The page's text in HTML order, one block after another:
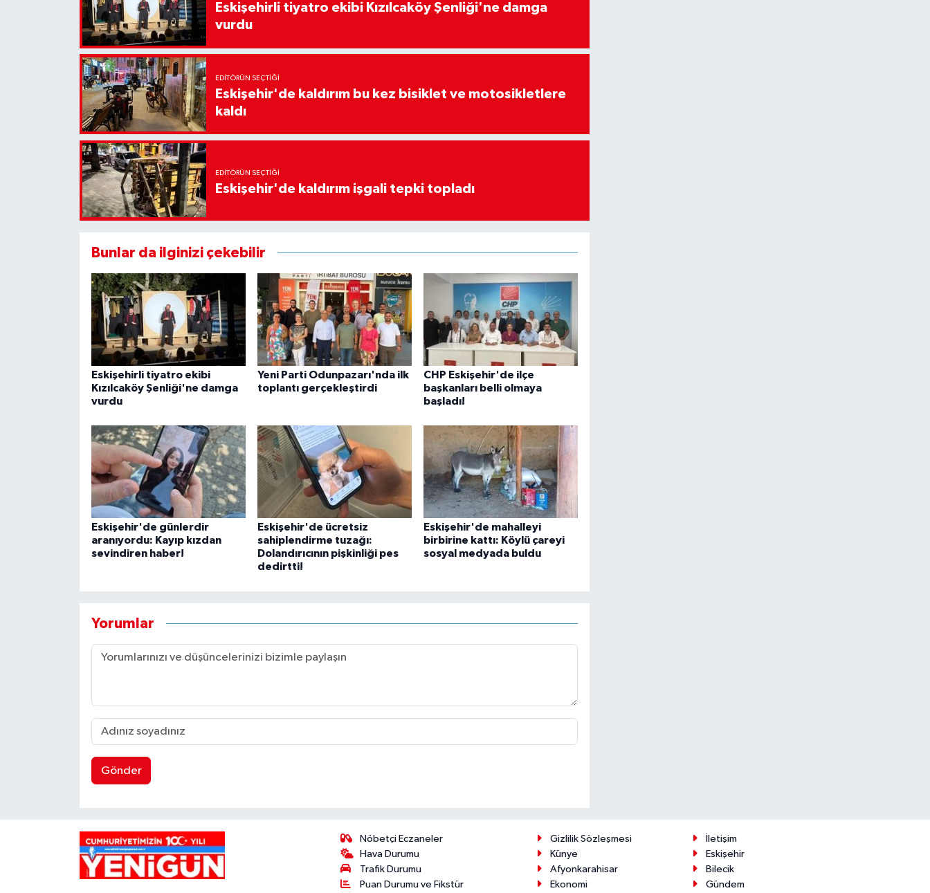
Eskişehirli tiyatro ekibi Kızılcaköy Şenliği'ne damga
vurdu
EDITÖRÜN SEÇTIĞI
Eskişehir'de kaldırım bu kez bisiklet ve motosikletlere
kaldı
EDITÖRÜN SEÇTIĞI
Eskişehir'de kaldırım işgali tepki topladı
Bunlar da ilginizi çekebilir
Eskişehirli tiyatro ekibi
Kızılcaköy Şenliği'ne damga
vurdu
Yeni Parti Odunpazarı'nda ilk
toplantı gerçekleştirdi
CHP Eskişehir'de ilçe
başkanları belli olmaya
başladı!
Eskişehir'de günlerdir
aranıyordu: Kayıp kızdan
sevindiren haber!
Eskişehir'de ücretsiz
sahiplendirme tuzağı:
Dolandırıcının pişkinliği pes
dedirtti!
Eskişehir'de mahalleyi
birbirine kattı: Köylü çareyi
sosyal medyada buldu
Yorumlar
Gönder
Nöbetçi Eczaneler
Hava Durumu
Trafik Durumu
Puan Durumu ve Fikstür
Gizlilik Sözleşmesi
İletişim
Künye
Eskişehir
Afyonkarahisar
Bilecik
Ekonomi
Gündem